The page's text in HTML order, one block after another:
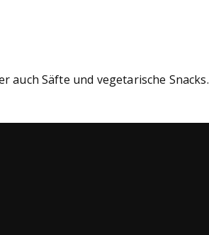
auch Säfte und vegetarische Snacks.